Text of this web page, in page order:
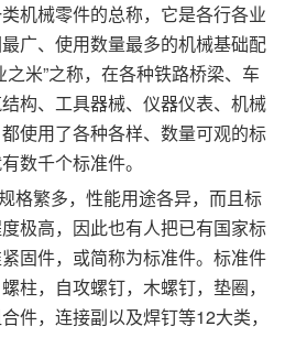
机械零件的总称，它是各行各业
广、使用数量最多的机械基础配
米”之称，在各种铁路桥梁、车
构、工具器械、仪器仪表、机械
使用了各种各样、数量可观的标
数千个标准件。
繁多，性能用途各异，而且标
极高，因此也有人把已有国家标
固件，或简称为标准件。标准件
柱，自攻螺钉，木螺钉，垫圈，
件，连接副以及焊钉等12大类，